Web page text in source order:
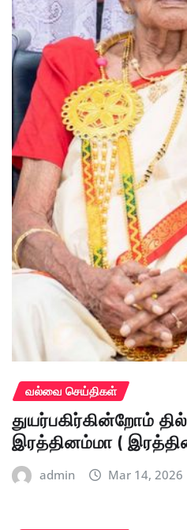
வல்வை செய்திகள்
துயர்பகிர்கின்றோம்
இரத்தினம்மா (
admin Mar 14, 2026